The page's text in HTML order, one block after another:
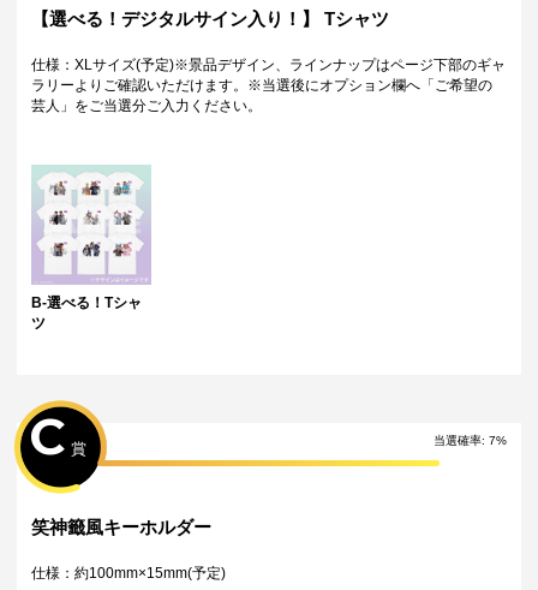
【選べる！デジタルサイン入り！】 Tシャツ
仕様：XLサイズ(予定)※景品デザイン、ラインナップはページ下部のギャ
ラリーよりご確認いただけます。※当選後にオプション欄へ「ご希望の
芸人」をご当選分ご入力ください。
B-選べる！Tシャ
ツ
当選確率: 7%
C 賞
笑神籤風キーホルダー
仕様：約100mm×15mm(予定)